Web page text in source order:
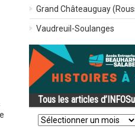
Grand Châteauguay
Vaudreuil-Soulanges
Tous les articles
Tous
les